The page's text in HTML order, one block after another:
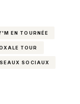
EN TOURNÉE
TOUR
SOCIAUX